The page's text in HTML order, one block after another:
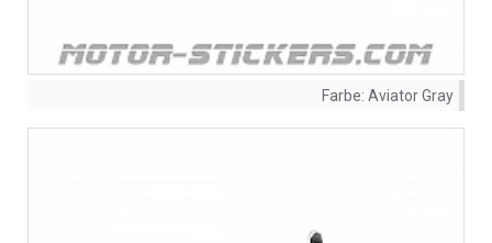
Farbe: Aviator Gray